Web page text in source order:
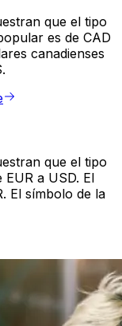
que el tipo
es de CAD
canadienses
que el tipo
a USD. El
El símbolo de la